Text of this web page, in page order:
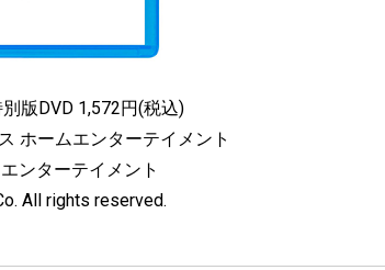
版DVD 1,572円(税込)
ホームエンターテイメント
ンターテイメント
All rights reserved.